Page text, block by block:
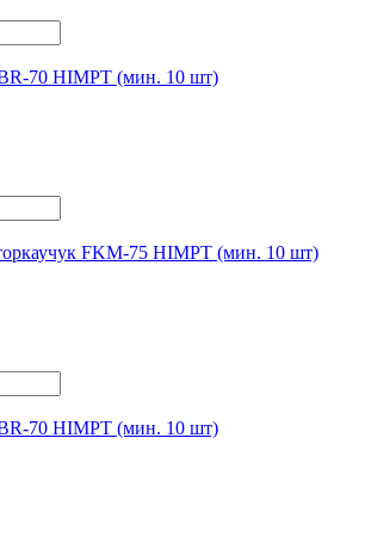
70 HIMPT (мин. 10 шт)
FKM-75 HIMPT (мин. 10 шт)
70 HIMPT (мин. 10 шт)